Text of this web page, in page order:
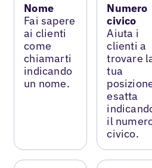
Nome
Fai sapere
ai clienti
come
chiamarti
indicando
un nome.
Numero
civico
Aiuta i
clienti a
trovare
tua
esatta
il
civico.